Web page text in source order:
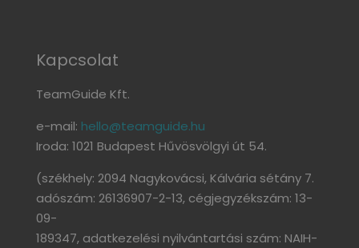
Kapcsolat
TeamGuide Kft.
e-mail: hello@teamguide.hu
Iroda: 1021 Budapest Hűvösvölgyi út 54.
(székhely: 2094 Nagykovácsi, Kálvária sétány 7.
adószám: 26136907-2-13, cégjegyzékszám: 13-
09-
189347, adatkezelési nyilvántartási szám: NAIH-